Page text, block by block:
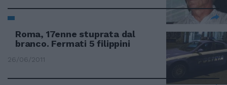
Roma, 17enne stuprata dal
branco. Fermati 5 filippini
26/06/2011